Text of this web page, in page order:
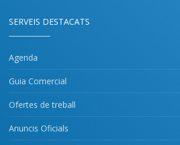
SERVEIS DESTACATS
Agenda
Guia Comercial
Ofertes de treball
Anuncis Oficials